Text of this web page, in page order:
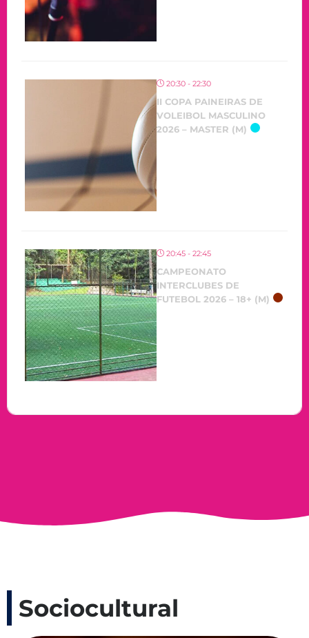
20:30 - 22:30
II COPA PAINEIRAS DE
VOLEIBOL MASCULINO
2026 – MASTER (M)
20:45 - 22:45
CAMPEONATO
INTERCLUBES DE
FUTEBOL 2026 – 18+ (M)
Sociocultural